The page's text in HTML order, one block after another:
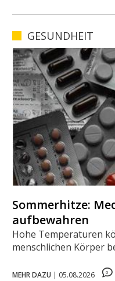
GESUNDHEIT
Sommerhitze:
aufbewahren
Hohe Temperaturen
menschlichen Körper
MEHR DAZU | 05.08.2026 0